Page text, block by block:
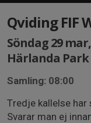
Qviding FIF
Söndag 29 mar,
Härlanda Park
Samling: 08:00
Tredje kallelse har
Svarar man ej